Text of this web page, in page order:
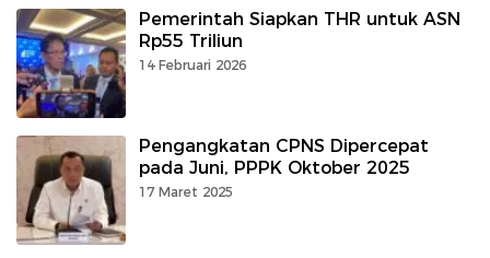
Pemerintah Siapkan THR untuk ASN
Rp55 Triliun
14 Februari 2026
Pengangkatan CPNS Dipercepat
pada Juni, PPPK Oktober 2025
17 Maret 2025